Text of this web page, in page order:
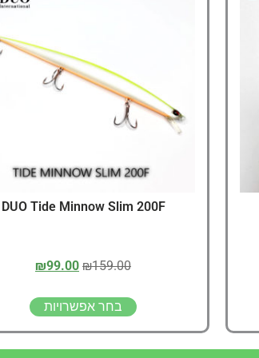
DUO Tide Minnow Slim 200F
₪159.00
₪99.00
בחר אפשרויות